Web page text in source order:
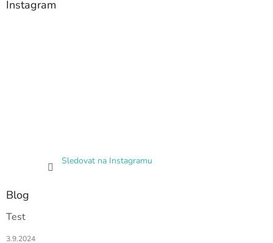
Instagram
Sledovat na Instagramu
Blog
Test
3.9.2024